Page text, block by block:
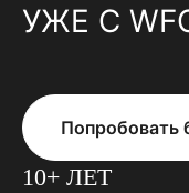
УЖЕ С
Попробовать
10+ ЛЕТ